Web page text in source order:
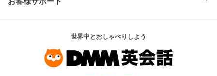
世界中とおしゃべりしよう